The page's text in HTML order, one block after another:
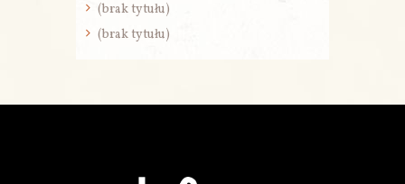
(brak tytułu)
(brak tytułu)